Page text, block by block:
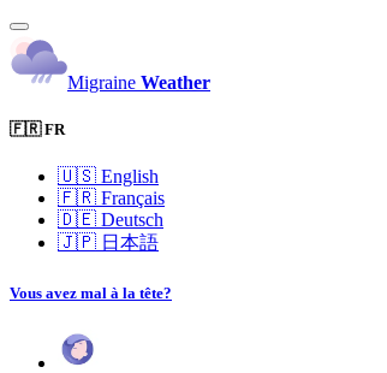
Migraine Weather
🇫🇷 FR
🇺🇸 English
🇫🇷 Français
🇩🇪 Deutsch
🇯🇵 日本語
Vous avez mal à la tête?